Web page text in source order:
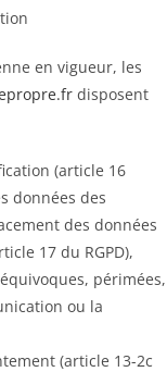
en vigueur, les
disposent
(article 16
données des
des données
17 du RGPD),
périmées,
ou la
(article 13-2c